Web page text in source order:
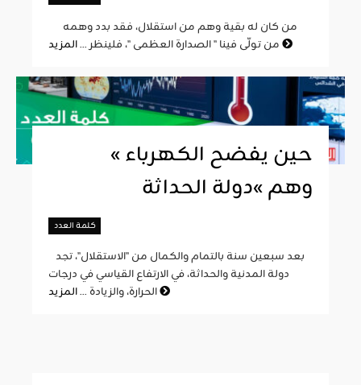
من تولّى فينا " الصدارة العظمى "، فلينظر ...
« حين يفضح الكهرباء
وهم »دولة الحداثة
كلمة العدد
دولة المدنية والحداثة، في الارتفاع القياسي في درجات
الحرارة، والزيادة ...